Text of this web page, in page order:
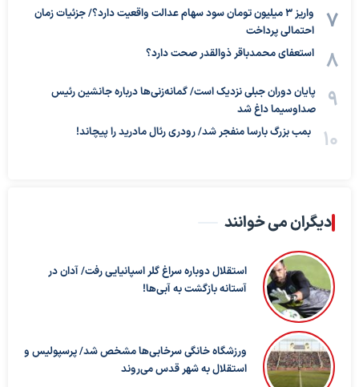
واریز ۳ میلیون تومان سود سهام عدالت واقعیت دارد؟/ جزئیات زمان
احتمالی پرداخت
استعفای محمدباقر ذوالقدر صحت دارد؟
پایان دوران جبلی نزدیک است/ گمانه‌زنی‌ها درباره جانشین رئیس
صداوسیما داغ شد
بمب بزرگ بارسا منفجر شد/ رودری رئال مادرید را پیچاند!
دیگران می خوانند
استقلال دوباره سراغ گلر اسپانیایی رفت/ آدان در
آستانه بازگشت به آبی‌ها!
ورزشگاه خانگی سرخابی‌ها مشخص شد/ پرسپولیس و
استقلال به شهر قدس می‌روند